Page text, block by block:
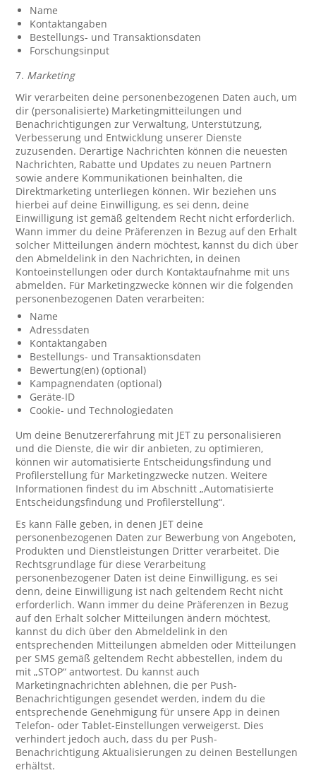
Name
Kontaktangaben
Bestellungs- und Transaktionsdaten
Forschungsinput
7. Marketing
Wir verarbeiten deine personenbezogenen Daten auch, um
dir (personalisierte) Marketingmitteilungen und
Benachrichtigungen zur Verwaltung, Unterstützung,
Verbesserung und Entwicklung unserer Dienste
zuzusenden. Derartige Nachrichten können die neuesten
Nachrichten, Rabatte und Updates zu neuen Partnern
sowie andere Kommunikationen beinhalten, die
Direktmarketing unterliegen können. Wir beziehen uns
hierbei auf deine Einwilligung, es sei denn, deine
Einwilligung ist gemäß geltendem Recht nicht erforderlich.
Wann immer du deine Präferenzen in Bezug auf den Erhalt
solcher Mitteilungen ändern möchtest, kannst du dich über
den Abmeldelink in den Nachrichten, in deinen
Kontoeinstellungen oder durch Kontaktaufnahme mit uns
abmelden. Für Marketingzwecke können wir die folgenden
personenbezogenen Daten verarbeiten:
Name
Adressdaten
Kontaktangaben
Bestellungs- und Transaktionsdaten
Bewertung(en) (optional)
Kampagnendaten (optional)
Geräte-ID
Cookie- und Technologiedaten
Um deine Benutzererfahrung mit JET zu personalisieren
und die Dienste, die wir dir anbieten, zu optimieren,
können wir automatisierte Entscheidungsfindung und
Profilerstellung für Marketingzwecke nutzen. Weitere
Informationen findest du im Abschnitt „Automatisierte
Entscheidungsfindung und Profilerstellung“.
Es kann Fälle geben, in denen JET deine
personenbezogenen Daten zur Bewerbung von Angeboten,
Produkten und Dienstleistungen Dritter verarbeitet. Die
Rechtsgrundlage für diese Verarbeitung
personenbezogener Daten ist deine Einwilligung, es sei
denn, deine Einwilligung ist nach geltendem Recht nicht
erforderlich. Wann immer du deine Präferenzen in Bezug
auf den Erhalt solcher Mitteilungen ändern möchtest,
kannst du dich über den Abmeldelink in den
entsprechenden Mitteilungen abmelden oder Mitteilungen
per SMS gemäß geltendem Recht abbestellen, indem du
mit „STOP“ antwortest. Du kannst auch
Marketingnachrichten ablehnen, die per Push-
Benachrichtigungen gesendet werden, indem du die
entsprechende Genehmigung für unsere App in deinen
Telefon- oder Tablet-Einstellungen verweigerst. Dies
verhindert jedoch auch, dass du per Push-
Benachrichtigung Aktualisierungen zu deinen Bestellungen
erhältst.